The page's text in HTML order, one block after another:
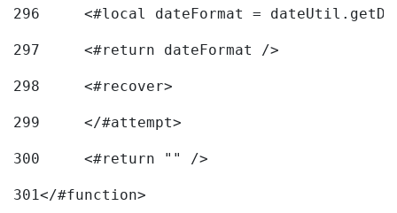
296
<#local dateFormat =
297
	<#return dateFormat />
298
	<#recover>
299
	</#attempt>
300
	<#return "" />
301</#function>